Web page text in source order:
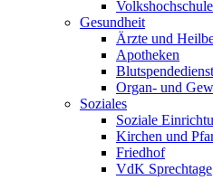
Volkshochschule
Gesundheit
Ärzte und
Apotheken
Blutspendedienst
Organ- und
Soziales
Soziale
Kirchen und
Friedhof
VdK Sprechtage